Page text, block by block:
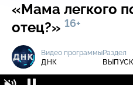
«Мама легкого
отец?» 16+
Видео программы
ДНК
Раздел